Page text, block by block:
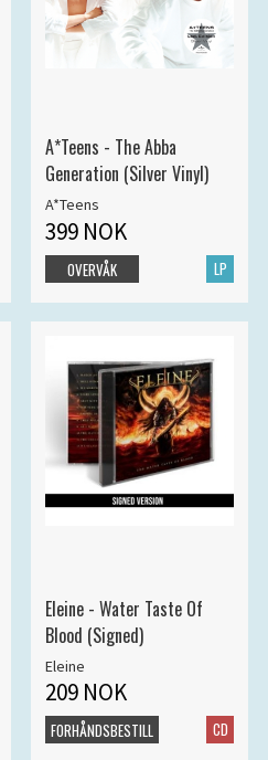
A*Teens - The Abba
Generation (Silver Vinyl)
A*Teens
399 NOK
LP
OVERVÅK
Eleine - Water Taste Of
Blood (Signed)
Eleine
209 NOK
CD
FORHÅNDSBESTILL